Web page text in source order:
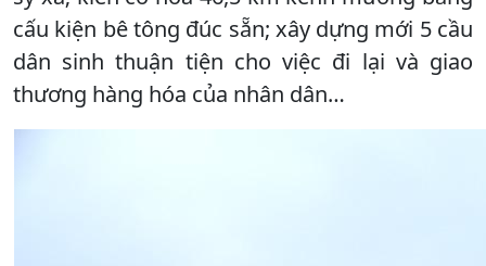
cấu kiện bê tông đúc sẵn; xây dựng mới 5 cầu
dân sinh thuận tiện cho việc đi lại và giao
thương hàng hóa của nhân dân…